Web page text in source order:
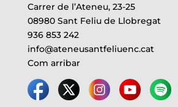
Carrer de l’Ateneu, 23-25
08980 Sant Feliu de Llobregat
936 853 242
info@ateneusantfeliuenc.cat
Com arribar